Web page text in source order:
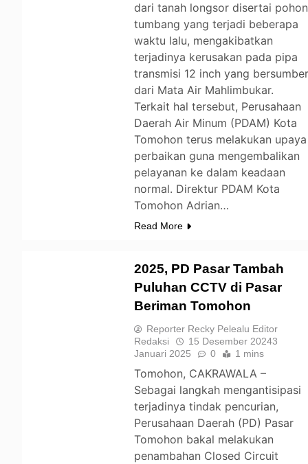
dari tanah longsor disertai pohon
tumbang yang terjadi beberapa
waktu lalu, mengakibatkan
terjadinya kerusakan pada pipa
transmisi 12 inch yang
dari Mata Air Mahlimbukar.
Terkait hal tersebut, Perusahaan
Daerah Air Minum (PDAM) Kota
Tomohon terus melakukan upaya
perbaikan guna mengembalikan
pelayanan ke dalam keadaan
normal. Direktur PDAM Kota
Tomohon Adrian…
Read More
2025, PD Pasar Tambah
Puluhan CCTV di Pasar
Beriman Tomohon
Reporter Recky Pelealu Editor
Redaksi
15 Desember 20243
Januari 2025
0 1 mins
Tomohon, CAKRAWALA –
Sebagai langkah mengantisipasi
terjadinya tindak pencurian,
Perusahaan Daerah (PD) Pasar
Tomohon bakal melakukan
penambahan Closed Circuit